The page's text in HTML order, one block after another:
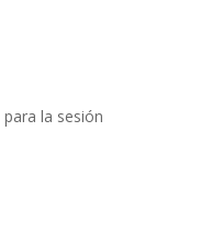
para la sesión